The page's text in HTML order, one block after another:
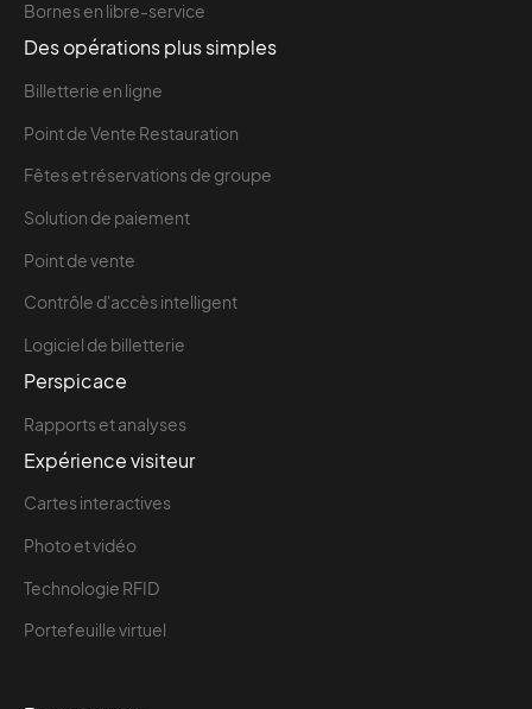
Bornes en libre-service
Des opérations plus simples
Billetterie en ligne
Point de Vente Restauration
Fêtes et réservations de groupe
Solution de paiement
Point de vente
Contrôle d'accès intelligent
Logiciel de billetterie
Perspicace
Rapports et analyses
Expérience visiteur
Cartes interactives
Photo et vidéo
Technologie RFID
Portefeuille virtuel